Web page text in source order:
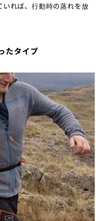
いれば、行動時の蒸れを放
たタイプ